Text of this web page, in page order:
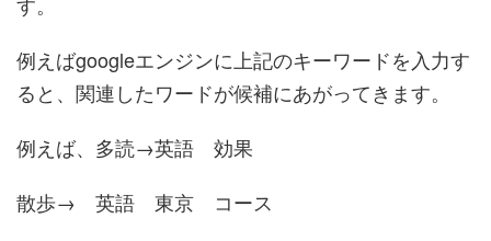
例えばgoogleエンジンに上記のキーワードを入力す
ると、関連したワードが候補にあがってきます。
例えば、多読→英語 効果
散歩→ 英語 東京 コース